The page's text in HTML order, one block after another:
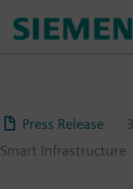
Press Release
Smart Infrastructure